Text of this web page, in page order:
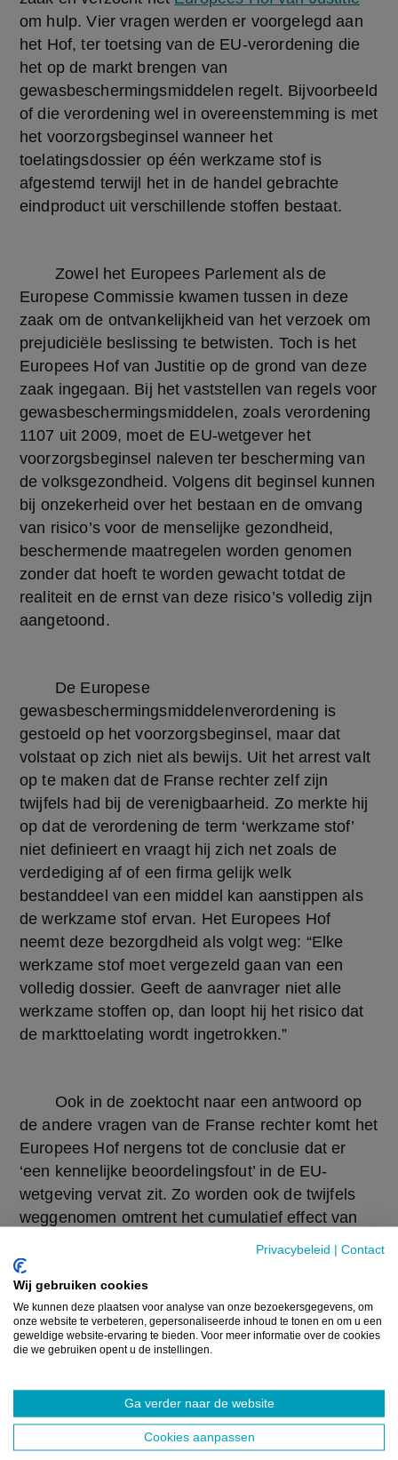
Privacybeleid | Contact
Wij gebruiken cookies
We kunnen deze plaatsen voor analyse van onze bezoekersgegevens, om
onze website te verbeteren, gepersonaliseerde inhoud te tonen en om u een
geweldige website-ervaring te bieden. Voor meer informatie over de cookies
die we gebruiken opent u de instellingen.
Ga verder naar de website
Cookies aanpassen
om hulp. Vier vragen werden er voorgelegd aan
het Hof, ter toetsing van de EU-verordening die
het op de markt brengen van
gewasbeschermingsmiddelen regelt. Bijvoorbeeld
of die verordening wel in overeenstemming is met
het voorzorgsbeginsel wanneer het
toelatingsdossier op één werkzame stof is
afgestemd terwijl het in de handel gebrachte
eindproduct uit verschillende stoffen bestaat.
Europese Commissie kwamen tussen in deze
zaak om de ontvankelijkheid van het verzoek om
prejudiciële beslissing te betwisten. Toch is het
Europees Hof van Justitie op de grond van deze
zaak ingegaan. Bij het vaststellen van regels voor
gewasbeschermingsmiddelen, zoals verordening
1107 uit 2009, moet de EU-wetgever het
voorzorgsbeginsel naleven ter bescherming van
de volksgezondheid. Volgens dit beginsel kunnen
bij onzekerheid over het bestaan en de omvang
van risico’s voor de menselijke gezondheid,
beschermende maatregelen worden genomen
zonder dat hoeft te worden gewacht totdat de
realiteit en de ernst van deze risico’s volledig zijn
aangetoond.
gewasbeschermingsmiddelenverordening is
gestoeld op het voorzorgsbeginsel, maar dat
volstaat op zich niet als bewijs. Uit het arrest valt
op te maken dat de Franse rechter zelf zijn
twijfels had bij de verenigbaarheid. Zo merkte hij
op dat de verordening de term ‘werkzame stof’
niet definieert en vraagt hij zich net zoals de
verdediging af of een firma gelijk welk
bestanddeel van een middel kan aanstippen als
de werkzame stof ervan. Het Europees Hof
neemt deze bezorgdheid als volgt weg: “Elke
werkzame stof moet vergezeld gaan van een
volledig dossier. Geeft de aanvrager niet alle
werkzame stoffen op, dan loopt hij het risico dat
de markttoelating wordt ingetrokken.”
de andere vragen van de Franse rechter komt het
Europees Hof nergens tot de conclusie dat er
‘een kennelijke beoordelingsfout’ in de EU-
wetgeving vervat zit. Zo worden ook de twijfels
weggenomen omtrent het cumulatief effect van
een gewasbeschermingsmiddel. De verwijzende
rechter krijgt te horen dat bij de
toelatingsprocedure niet alleen de effecten van
elk van de werkzame bestanddelen, maar ook
hun gecumuleerde effecten worden beoordeeld.
En over de betrouwbaarheid van de studies die
markttoelating zegt het Hof onder meer het
volgende: “De studies en analysen waarmee de
aanvrager de onschadelijkheid van een middel